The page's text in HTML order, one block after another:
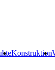
Konstruktion